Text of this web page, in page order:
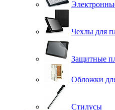
Чехлы для
Защитные
Обложки
Стилусы